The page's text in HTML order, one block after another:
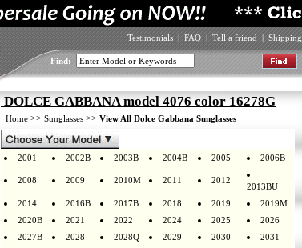
Testimonials | FAQ | Tell a friend | Shipping
Find:
DOLCE GABBANA model 4076 color 16278G
Home >> Sunglasses >> View All Dolce Gabbana Sunglasses
2001 2002B 2003B 2004B 2005 2006B
2008 2009 2010M 2011 2012
2013BU
2014
2016B 2017B 2018 2019
2019M
2020B
2021 2022 2024 2025
2026
2027B
2028 2028Q 2029 2030
2031